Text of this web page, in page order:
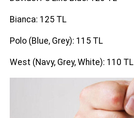
Bianca: 125 TL
Polo (Blue, Grey): 115 TL
West (Navy, Grey, White): 110 TL